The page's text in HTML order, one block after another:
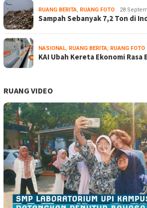
RUANG BERITA, RUANG FOTO 28
Sampah Sebanyak 7,2 Ton di
NASIONAL, RUANG BERITA, RUANG FOTO
KAI Ubah Kereta Ekonomi
RUANG VIDEO